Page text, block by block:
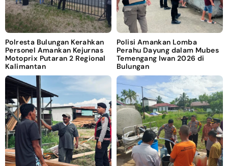
Polresta Bulungan Kerahkan
Personel Amankan Kejurnas
Motoprix Putaran 2 Regional
Kalimantan
Polisi Amankan Lomba
Perahu Dayung dalam Mubes
Temengang Iwan 2026 di
Bulungan